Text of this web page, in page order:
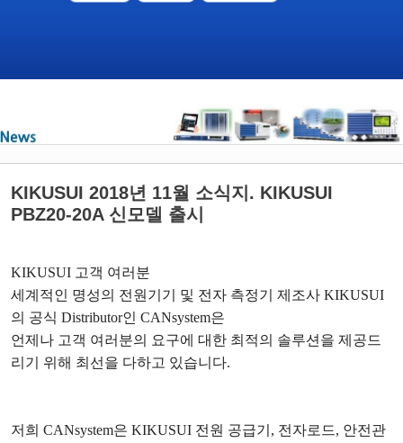
KIKUSUI 2018년 11월 소식지. KIKUSUI
PBZ20-20A 신모델 출시
KIKUSUI 고객 여러분
세계적인 명성의 전원기기 및 전자 측정기 제조사 KIKUSUI
의 공식 Distributor인 CANsystem은
언제나 고객 여러분의 요구에 대한 최적의 솔루션을 제공드
리기 위해 최선을 다하고 있습니다.
저희 CANsystem은 KIKUSUI 전원 공급기 , 전자로드, 안전관